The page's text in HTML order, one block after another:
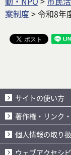
案制度 > 令和8年
サイトの使い方
著作権・リンク
個人情報の取り
ウェブアクセシ